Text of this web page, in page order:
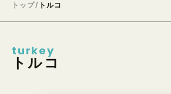
トップ/ トルコ
turkey
トルコ